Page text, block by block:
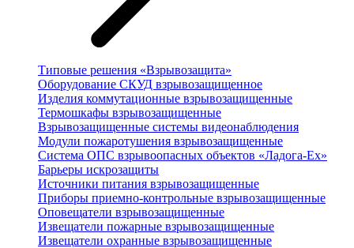
Типовые решения «Взрывозащита»
Оборудование СКУД взрывозащищенное
Изделия коммутационные взрывозащищенные
Термошкафы взрывозащищенные
Взрывозащищенные системы видеонаблюдения
Модули пожаротушения взрывозащищенные
Система ОПС взрывоопасных объектов «Ладога-Ex»
Барьеры искрозащиты
Источники питания взрывозащищенные
Приборы приемно-контрольные взрывозащищенные
Оповещатели взрывозащищенные
Извещатели пожарные взрывозащищенные
Извещатели охранные взрывозащищенные